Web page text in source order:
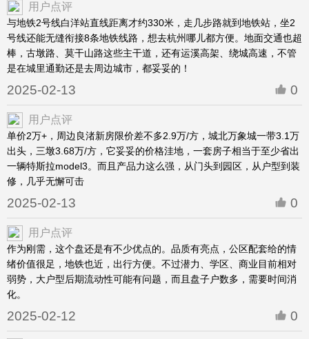
用户点评
与地铁2号线白洋站直线距离才约330米，走几步路就到地铁站，坐2
号线还能无缝衔接8条地铁线路，想去杭州哪儿都方便。地面交通也超
棒，古墩路、莫干山路这些主干道，还有运溪高架、绕城高速，不管
是在城里通勤还是去周边城市，都妥妥的！
2025-02-13 0
用户点评
单价2万+，周边良渚新房限价差不多2.9万/方，城北万象城一带3.1万
出头，三墩3.68万/方，它妥妥的价格洼地，一套房子相当于至少省出
一辆特斯拉model3。而且产品力这么强，从门头到园区，从户型到装
修，几乎无懈可击
2025-02-13 0
用户点评
作为刚需，这个盘还是有不少优点的。品质有亮点，公区配套给的情
绪价值很足，地铁也近，出行方便。不过潜力、学区、商业目前相对
弱势，大户型后期流动性可能有问题，而且盘子户数多，需要时间消
化。
2025-02-12 0